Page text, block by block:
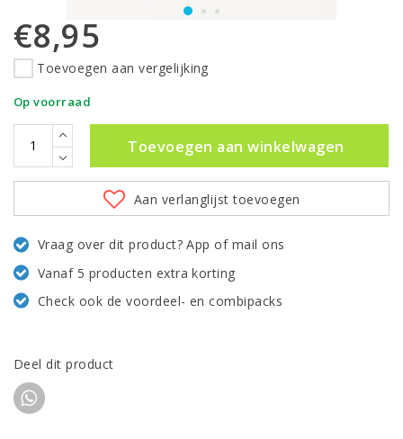
€8,95
Toevoegen aan vergelijking
Op voorraad
Toevoegen aan winkelwagen
Aan verlanglijst toevoegen
Vraag over dit product? App of mail ons
Vanaf 5 producten extra korting
Check ook de voordeel- en combipacks
Deel dit product